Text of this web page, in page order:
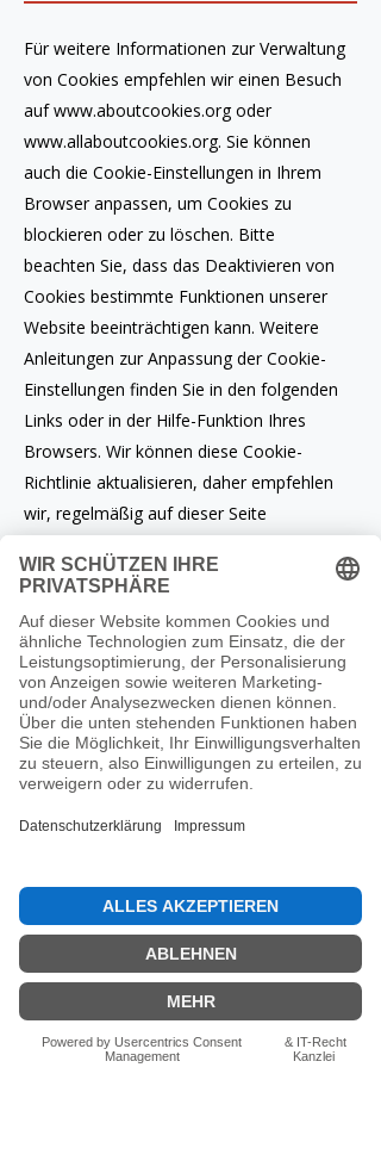
Für weitere Informationen zur Verwaltung
von Cookies empfehlen wir einen Besuch
aufwww.aboutcookies.orgoder
www.allaboutcookies.org. Sie können
auch die Cookie-Einstellungen in Ihrem
Browser anpassen, um Cookies zu
blockieren oder zu löschen. Bitte
beachten Sie, dass das Deaktivieren von
Cookies bestimmte Funktionen unserer
Website beeinträchtigen kann. Weitere
Anleitungen zur Anpassung der Cookie-
Einstellungen finden Sie in den folgenden
Links oder in der Hilfe-Funktion Ihres
Browsers. Wir können diese Cookie-
Richtlinie aktualisieren, daher empfehlen
wir, regelmäßig auf dieser Seite
Änderungen informiert zu bleiben.
FN-Stocksport e.U.
A - 4312 Ried in der Riedmark
+43 (0) 660 250 94 09
office@fn-stocksport.at